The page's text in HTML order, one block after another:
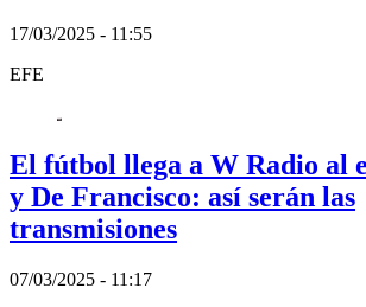
17/03/2025 - 11:55
EFE
El fútbol llega a W Radio al
y De Francisco: así serán las
transmisiones
07/03/2025 - 11:17